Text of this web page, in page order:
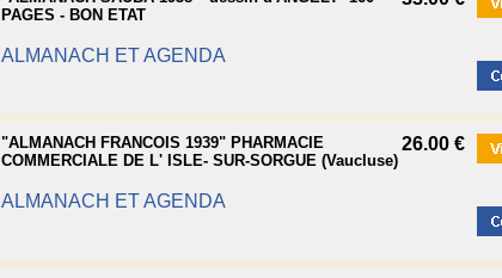
PAGES - BON ETAT
ALMANACH ET AGENDA
"ALMANACH FRANCOIS 1939" PHARMACIE
COMMERCIALE DE L' ISLE- SUR-SORGUE (Vaucluse)
ALMANACH ET AGENDA
26.00 €